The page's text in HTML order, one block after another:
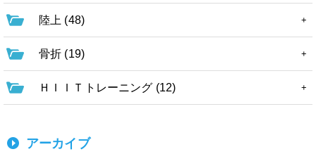
陸上 (48)
骨折 (19)
ＨＩＩＴトレーニング (12)
アーカイブ